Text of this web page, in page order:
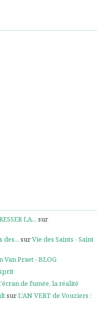
LA... sur
des... surVie des Saints - Saint
Van Praet - BLOG
de fumée, la réalité
surL'AN VERT de Vouziers :